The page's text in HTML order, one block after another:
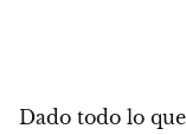
Dado todo lo que